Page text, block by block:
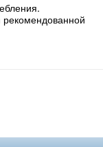
рекомендованной